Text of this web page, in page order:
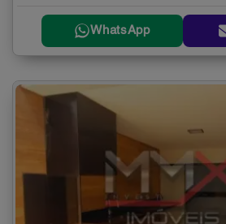
WhatsApp